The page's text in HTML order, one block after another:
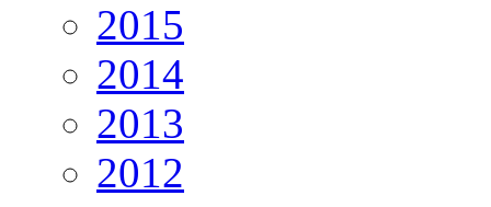
2015
2014
2013
2012